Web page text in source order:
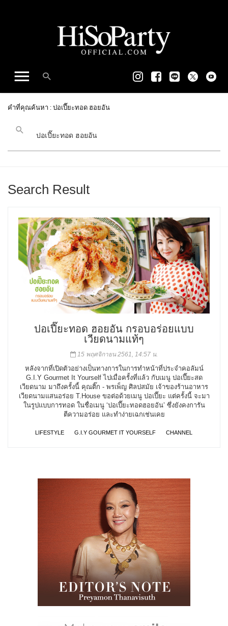
คำที่คุณค้นหา : ปอเปี๊ยะทอด ฮอยอัน
Search Result
ปอเปี๊ยะทอด ฮอยอัน กรอบอร่อยแบบ
เวียดนามแท้ๆ
15 พฤศจิกายน 2561, 14:57 น.
หลังจากที่เปิดตัวอย่างเป็นทางการในการทำหน้าที่ประจำคอลัมน์
G.I.Y Gourmet It Yourself ไปเมื่อครั้งที่แล้ว กับเมนู ปอเปี๊ยะสด
เวียดนาม มาถึงครั้งนี้ คุณติ๊ก - พรเพ็ญ ศิลปสมัย เจ้าของร้านอาหาร
เวียดนามแสนอร่อย T.House ขอต่อด้วยเมนู ปอเปี๊ยะ แต่ครั้งนี้ จะมา
ในรูปแบบการทอด ในชื่อเมนู ‘ปอเปี๊ยะทอดฮอยอัน’ ซึ่งยังคงการัน
ตีความอร่อย และทำง่ายเฉกเช่นเคย
LIFESTYLE G.I.Y GOURMET IT YOURSELF CHANNEL